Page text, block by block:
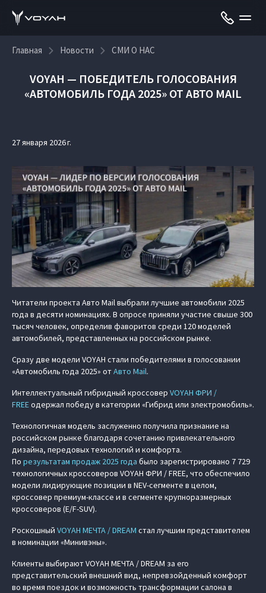
Главная Новости СМИ О НАС
VOYAH — ПОБЕДИТЕЛЬ ГОЛОСОВАНИЯ
«АВТОМОБИЛЬ ГОДА 2025» ОТ АВТО MAIL
27 января 2026 г.
Читатели проекта Авто Mail выбрали лучшие автомобили 2025
года в десяти номинациях. В опросе приняли участие свыше 300
тысяч человек, определив фаворитов среди 120 моделей
автомобилей, представленных на российском рынке.
Сразу две модели VOYAH стали победителями в голосовании
«Автомобиль года 2025» отАвто Mail.
Интеллектуальный гибридный кроссовер VOYAH ФРИ /
FREEодержал победу в категории «Гибрид или электромобиль».
Технологичная модель заслуженно получила признание на
российском рынке благодаря сочетанию привлекательного
дизайна, передовых технологий и комфорта.
По результатам продаж 2025 года было зарегистрировано 7 729
технологичных кроссоверов VOYAH ФРИ / FREE, что обеспечило
модели лидирующие позиции в NEV-сегменте в целом,
кроссовер премиум-классе и в сегменте крупноразмерных
кроссоверов (E/F-SUV).
Роскошный VOYAH МЕЧТА / DREAM стал лучшим представителем
в номинации «Минивэны».
Клиенты выбирают VOYAH МЕЧТА / DREAM за его
представительский внешний вид, непревзойденный комфорт
во время поездок и возможность трансформации салона в